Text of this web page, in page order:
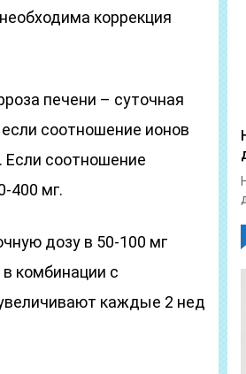
коррекция
печени – суточная
соотношение ионов
Если соотношение
400 мг.
дозу в 50-100 мг
комбинации с
каждые 2 нед